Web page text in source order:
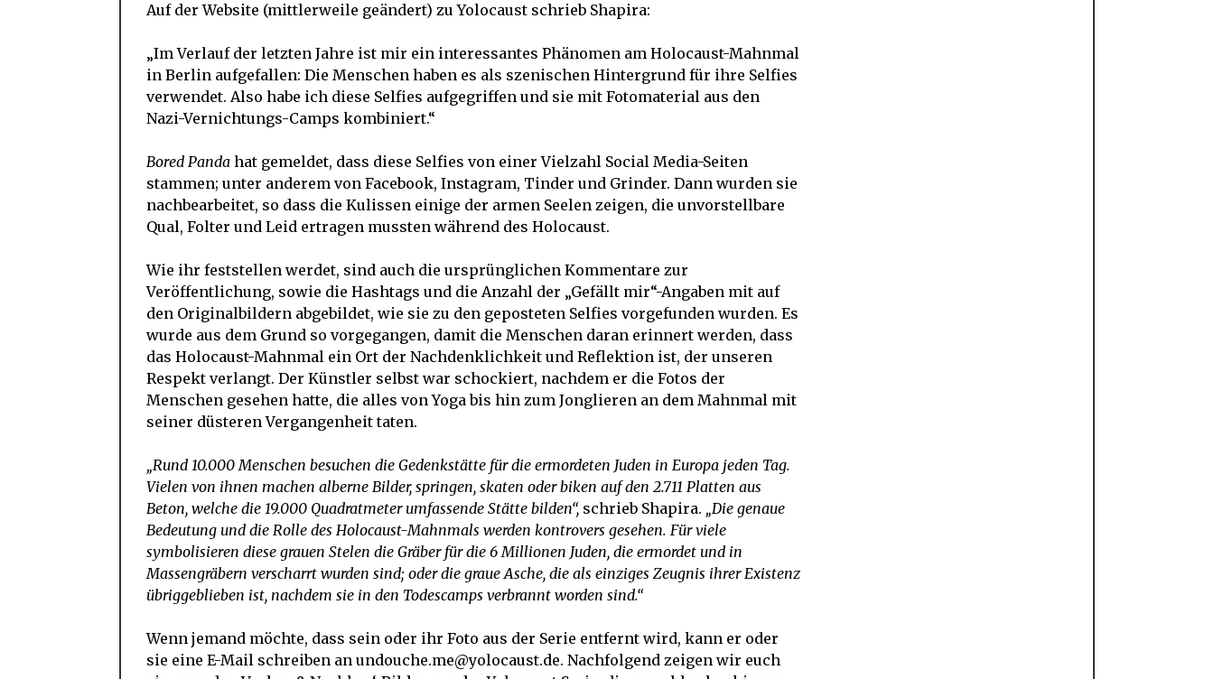
Auf der Website (mittlerweile geändert) zu Yolocaust schrieb Shapira:
„Im Verlauf der letzten Jahre ist mir ein interessantes Phänomen am Holocaust-Mahnmal
in Berlin aufgefallen: Die Menschen haben es als szenischen Hintergrund für ihre Selfies
verwendet. Also habe ich diese Selfies aufgegriffen und sie mit Fotomaterial aus den
Nazi-Vernichtungs-Camps kombiniert.“
Bored Panda hat gemeldet, dass diese Selfies von einer Vielzahl Social Media-Seiten
stammen; unter anderem von Facebook, Instagram, Tinder und Grinder. Dann wurden sie
nachbearbeitet, so dass die Kulissen einige der armen Seelen zeigen, die unvorstellbare
Qual, Folter und Leid ertragen mussten während des Holocaust.
Wie ihr feststellen werdet, sind auch die ursprünglichen Kommentare zur
Veröffentlichung, sowie die Hashtags und die Anzahl der „Gefällt mir“-Angaben mit auf
den Originalbildern abgebildet, wie sie zu den geposteten Selfies vorgefunden wurden. Es
wurde aus dem Grund so vorgegangen, damit die Menschen daran erinnert werden, dass
das Holocaust-Mahnmal ein Ort der Nachdenklichkeit und Reflektion ist, der unseren
Respekt verlangt. Der Künstler selbst war schockiert, nachdem er die Fotos der
Menschen gesehen hatte, die alles von Yoga bis hin zum Jonglieren an dem Mahnmal mit
seiner düsteren Vergangenheit taten.
„Rund 10.000 Menschen besuchen die Gedenkstätte für die ermordeten Juden in Europa jeden Tag.
Vielen von ihnen machen alberne Bilder, springen, skaten oder biken auf den 2.711 Platten aus
Beton, welche die 19.000 Quadratmeter umfassende Stätte bilden“, schrieb Shapira. „Die genaue
Bedeutung und die Rolle des Holocaust-Mahnmals werden kontrovers gesehen. Für viele
symbolisieren diese grauen Stelen die Gräber für die 6 Millionen Juden, die ermordet und in
Massengräbern verscharrt wurden sind; oder die graue Asche, die als einziges Zeugnis ihrer Existenz
übriggeblieben ist, nachdem sie in den Todescamps verbrannt worden sind.“
Wenn jemand möchte, dass sein oder ihr Foto aus der Serie entfernt wird, kann er oder
sie eine E-Mail schreiben an undouche.me@yolocaust.de. Nachfolgend zeigen wir euch